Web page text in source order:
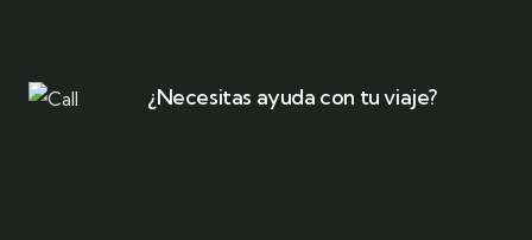
¿Necesitas ayuda con tu viaje?